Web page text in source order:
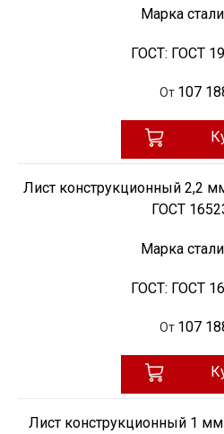
Марка
ГОСТ: ГОСТ
От 107
Лист конструкционный 2,2
ГОСТ
Марка
ГОСТ: ГОСТ
От 107
Лист конструкционный 1